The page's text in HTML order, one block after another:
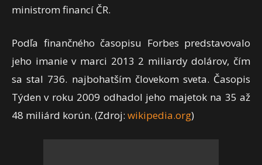
ministrom financí ČR.
Podľa finančného časopisu Forbes predstavovalo
jeho imanie v marci 2013 2 miliardy dolárov, čím
sa stal 736. najbohatším človekom sveta. Časopis
Týden v roku 2009 odhadol jeho majetok na 35 až
48 miliárd korún. (Zdroj: wikipedia.org)